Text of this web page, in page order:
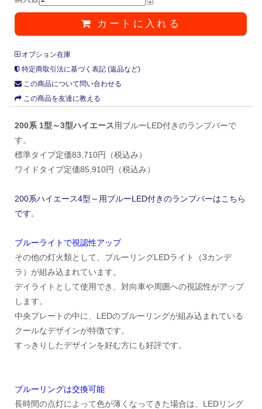
カートに入れる
オプション在庫
特定商取引法に基づく表記 (返品など)
この商品について問い合わせる
この商品を友達に教える
200系 1型～3型ハイエース用ブルーLED付きのランプバーで
す。
標準タイプ定価83,710円（税込み）
ワイドタイプ定価85,910円（税込み）
200系ハイエース4型～用ブルーLED付きのランプバーはこちら
です。
ブルーライトで視認性アップ
その他の灯火類として、ブルーリングLEDライト（3カンデ
ラ）が組み込まれています。
デイライトとして使用でき、対向車や周囲への視認性がアップ
します。
中央プレートの中に、LEDのブルーリングが組み込まれている
クールなデザインが特徴です。
すっきりしたデザインを好む方にも好評です。
ブルーリングは交換可能
長時間の点灯によって色が薄くなってきた場合は、LEDリング